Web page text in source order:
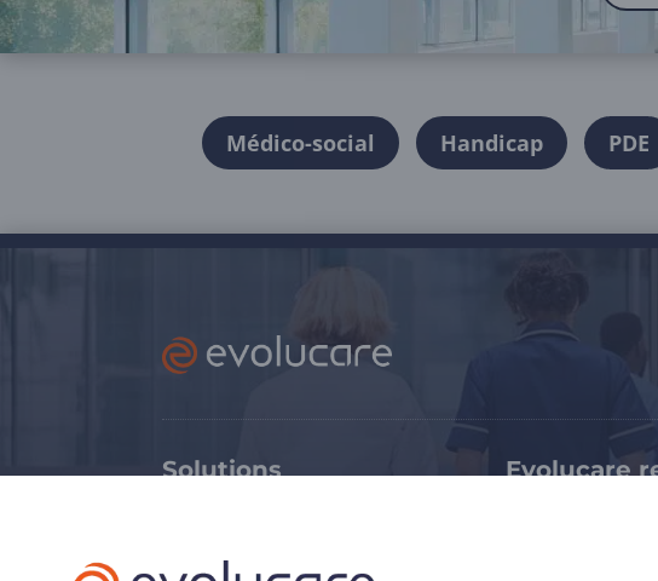
Médico-social Handicap PDE
Solutions Evolucare